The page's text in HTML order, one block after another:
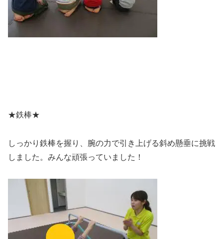
★鉄棒★
しっかり鉄棒を握り、腕の力で引き上げる斜め懸垂に挑戦
しました。みんな頑張っていました！